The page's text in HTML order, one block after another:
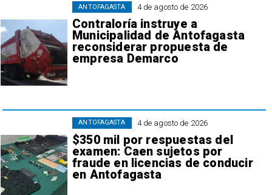
4 de agosto de 2026
Contraloría instruye a
Municipalidad de Antofagasta
reconsiderar propuesta de
empresa Demarco
ANTOFAGASTA
4 de agosto de 2026
$350 mil por respuestas del
examen: Caen sujetos por
fraude en licencias de conducir
en Antofagasta
ANTOFAGASTA